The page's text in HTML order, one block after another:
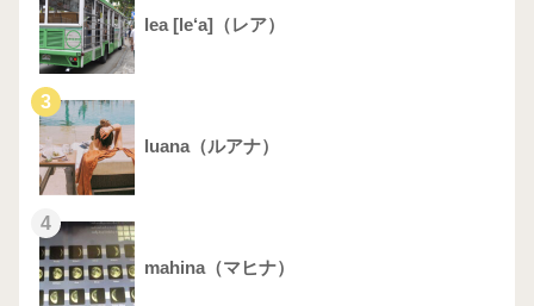
lea [le‘a]（レア）
3
luana（ルアナ）
4
mahina（マヒナ）